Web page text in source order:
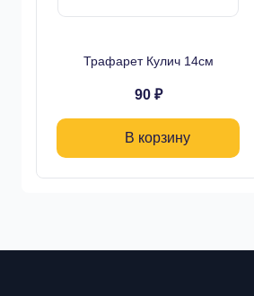
Трафарет Кулич 14см
90 ₽
В корзину